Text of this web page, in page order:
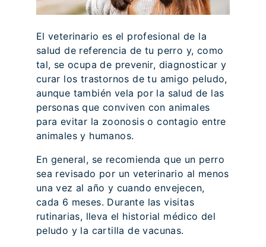
El veterinario es el profesional de la
salud de referencia de tu perro y, como
tal, se ocupa de prevenir, diagnosticar y
curar los trastornos de tu amigo peludo,
aunque también vela por la salud de las
personas que conviven con animales
para evitar la zoonosis o contagio entre
animales y humanos.
En general, se recomienda que un perro
sea revisado por un veterinario al menos
una vez al año y cuando envejecen,
cada 6 meses. Durante las visitas
rutinarias, lleva el historial médico del
peludo y la cartilla de vacunas.